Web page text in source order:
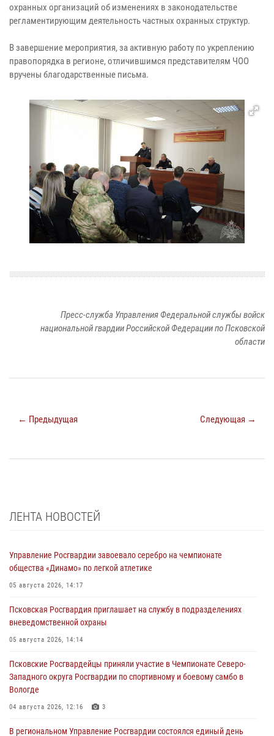
охранных организаций об изменениях в законодательстве
регламентирующим деятельность частных охранных структур.
В завершение мероприятия, за активную работу по укреплению
правопорядка в регионе, отличившимся представителям ЧОО
вручены благодарственные письма.
Пресс-служба Управления Федеральной службы войск
национальной гвардии Российской Федерации по Псковской
области
← Предыдущая Следующая →
ЛЕНТА НОВОСТЕЙ
Управление Росгвардии завоевало серебро на чемпионате
общества «Динамо» по легкой атлетике
05 августа 2026, 14:17
Псковская Росгвардия приглашает на службу в подразделениях
вневедомственной охраны
05 августа 2026, 14:14
Псковские Росгвардейцы приняли участие в Чемпионате Северо-
Западного округа Росгвардии по спортивному и боевому самбо в
Вологде
04 августа 2026, 12:16 3
В региональном Управление Росгвардии состоялся единый день